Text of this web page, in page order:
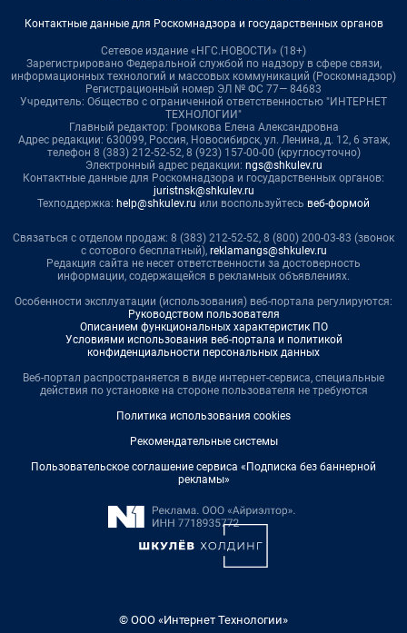
Контактные данные для Роскомнадзора и государственных органов
Сетевое издание «НГС.НОВОСТИ» (18+)
Зарегистрировано Федеральной службой по надзору в сфере связи,
информационных технологий и массовых коммуникаций (Роскомнадзор)
Регистрационный номер ЭЛ № ФС 77— 84683
Учредитель: Общество с ограниченной ответственностью "ИНТЕРНЕТ
ТЕХНОЛОГИИ"
Главный редактор: Громкова Елена Александровна
Адрес редакции: 630099, Россия, Новосибирск, ул. Ленина, д. 12, 6 этаж,
телефон 8 (383) 212-52-52, 8 (923) 157-00-00 (круглосуточно)
Электронный адрес редакции: ngs@shkulev.ru
Контактные данные для Роскомнадзора и государственных органов:
juristnsk@shkulev.ru
Техподдержка: help@shkulev.ru или воспользуйтесь веб-формой
Связаться с отделом продаж: 8 (383) 212-52-52, 8 (800) 200-03-83 (звонок
с сотового бесплатный), reklamangs@shkulev.ru
Редакция сайта не несет ответственности за достоверность
информации, содержащейся в рекламных объявлениях.
Особенности эксплуатации (использования) веб-портала регулируются:
Руководством пользователя
Описанием функциональных характеристик ПО
Условиями использования веб-портала и политикой
конфиденциальности персональных данных
Веб-портал распространяется в виде интернет-сервиса, специальные
действия по установке на стороне пользователя не требуются
Политика использования cookies
Рекомендательные системы
Пользовательское соглашение сервиса «Подписка без баннерной
рекламы»
© ООО «Интернет Технологии»